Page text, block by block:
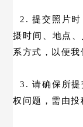
2. 提交照片时
摄时间、地点
系方式，以便我
3. 请确保所提
权问题，需由投